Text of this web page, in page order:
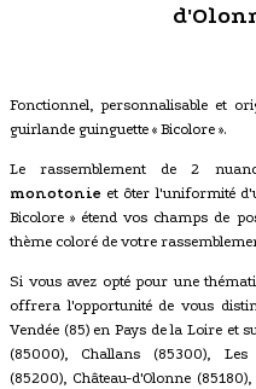
Fonctionnel, personnalisable et
guirlande guinguette « Bicolore ».
Le rassemblement de 2
monotonie et ôter l'uniformité
Bicolore » étend vos champs de
thème coloré de votre
Si vous avez opté pour une
offrera l'opportunité de vous
Vendée (85) en Pays de la Loire et
(85000), Challans (85300), Les
(85200), Château-d'Olonne